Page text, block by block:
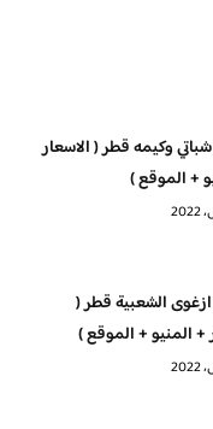
وكيمه قطر ( الاسعار
+ الموقع )
الشعبية قطر (
+ المنيو + الموقع )